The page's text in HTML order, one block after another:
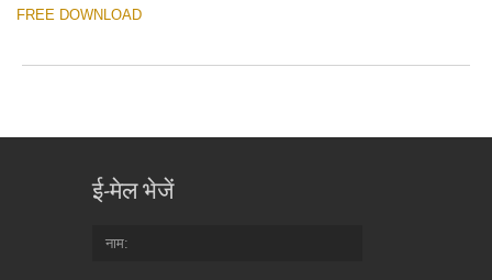
FREE DOWNLOAD
ई-मेल भेजें
नाम